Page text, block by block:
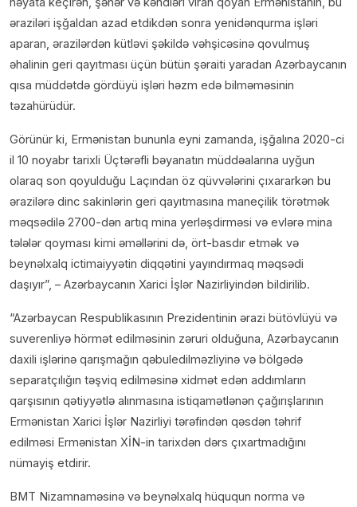
əraziləri işğaldan azad etdikdən sonra yenidənqurma işləri
aparan, ərazilərdən kütləvi şəkildə vəhşicəsinə qovulmuş
əhalinin geri qayıtması üçün bütün şəraiti yaradan Azərbaycanın
qısa müddətdə gördüyü işləri həzm edə bilməməsinin
təzahürüdür.
Görünür ki, Ermənistan bununla eyni zamanda, işğalına 2020-ci
il 10 noyabr tarixli Üçtərəfli bəyanatın müddəalarına uyğun
olaraq son qoyulduğu Laçından öz qüvvələrini çıxararkən bu
ərazilərə dinc sakinlərin geri qayıtmasına maneçilik törətmək
məqsədilə 2700-dən artıq mina yerləşdirməsi və evlərə mina
tələlər qoyması kimi əməllərini də, ört-basdır etmək və
beynəlxalq ictimaiyyətin diqqətini yayındırmaq məqsədi
daşıyır”, – Azərbaycanın Xarici İşlər Nazirliyindən bildirilib.
“Azərbaycan Respublikasının Prezidentinin ərazi bütövlüyü və
suverenliyə hörmət edilməsinin zəruri olduğuna, Azərbaycanın
daxili işlərinə qarışmağın qəbuledilməzliyinə və bölgədə
separatçılığın təşviq edilməsinə xidmət edən addımların
qarşısının qətiyyətlə alınmasına istiqamətlənən çağırışlarının
Ermənistan Xarici İşlər Nazirliyi tərəfindən qəsdən təhrif
edilməsi Ermənistan XİN-in tarixdən dərs çıxartmadığını
nümayiş etdirir.
BMT Nizamnaməsinə və beynəlxalq hüququn norma və